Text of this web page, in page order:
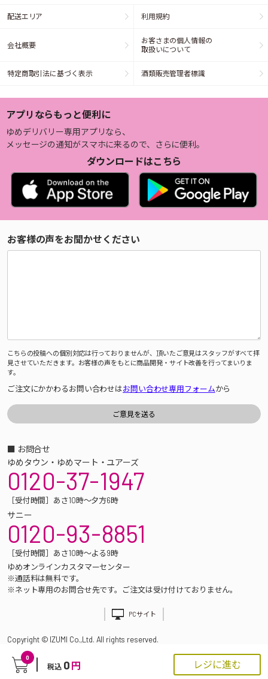
0
税込 0 円 レジに進む
配送エリア 利用規約
会社概要
お客さまの個人情報の
取扱いについて
特定商取引法に基づく表示 酒類販売管理者標識
アプリならもっと便利に
ゆめデリバリー専用アプリなら、
メッセージの通知がスマホに来るので、さらに便利。
ダウンロードはこちら
お客様の声をお聞かせください
こちらの投稿への個別対応は行っておりませんが、頂いたご意見はスタッフがすべて拝
見させていただきます。お客様の声をもとに商品開発・サイト改善を行ってまいりま
す。
ご注文にかかわるお問い合わせはお問い合わせ専用フォームから
■ お問合せ
ゆめタウン・ゆめマート・ユアーズ
0120-37-1947
［受付時間］あさ10時～夕方6時
サニー
0120-93-8851
［受付時間］あさ10時～よる9時
ゆめオンラインカスタマーセンター
※通話料は無料です。
※ネット専用のお問合せ先です。ご注文は受け付けておりません。
PCサイト
Copyright © IZUMI Co.,Ltd. All rights reserved.